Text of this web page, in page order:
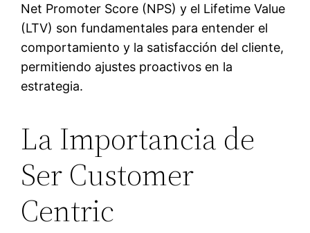
Net Promoter Score (NPS) y el Lifetime Value
(LTV) son fundamentales para entender el
comportamiento y la satisfacción del cliente,
permitiendo ajustes proactivos en la
estrategia.
La Importancia de
Ser Customer
Centric